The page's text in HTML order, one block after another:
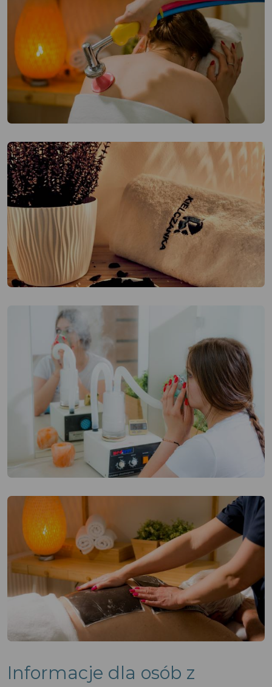
Informacje dla osób z